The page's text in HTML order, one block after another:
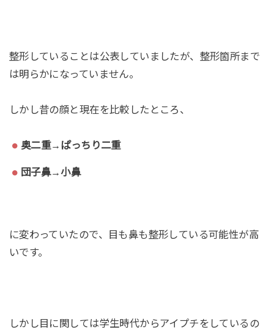
整形していることは公表していましたが、整形箇所まで
は明らかになっていません。
しかし昔の顔と現在を比較したところ、
奥二重→ぱっちり二重
団子鼻→小鼻
に変わっていたので、目も鼻も整形している可能性が高
いです。
しかし目に関しては学生時代からアイプチをしているの